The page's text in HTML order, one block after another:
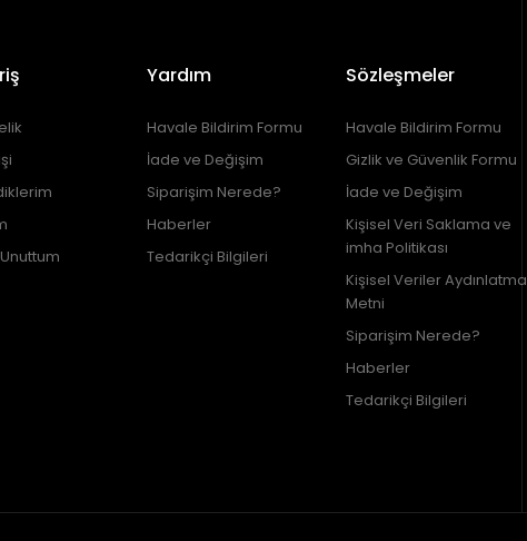
Yardım
Havale Bildirim Formu
İade ve Değişim
Siparişim Nerede?
Haberler
Tedarikçi Bilgileri
Sözleşmeler
Havale Bildirim Formu
Gizlik ve Güvenlik Formu
İade ve Değişim
Kişisel Veri Saklama ve
imha Politikası
Kişisel Veriler Aydınlatma
Metni
Siparişim Nerede?
Haberler
Tedarikçi Bilgileri